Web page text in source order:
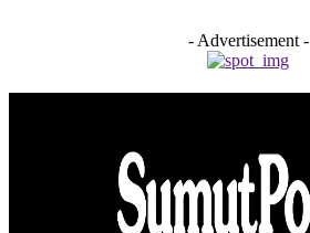
- Advertisement -